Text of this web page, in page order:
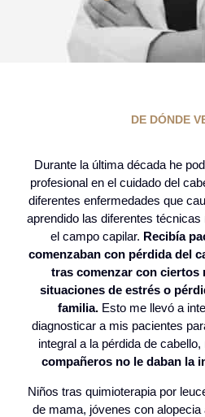
DE DÓNDE
Durante la última década he
profesional en el cuidado del
diferentes enfermedades que
aprendido las diferentes
el campo capilar. Recibía
comenzaban con pérdida del
tras comenzar con ciertos
situaciones de estrés o
familia.Esto me llevó a
diagnosticar a mis pacientes
integral a la pérdida de cabello,
compañeros no le daban la
Niños tras quimioterapia por
de mama, jóvenes con